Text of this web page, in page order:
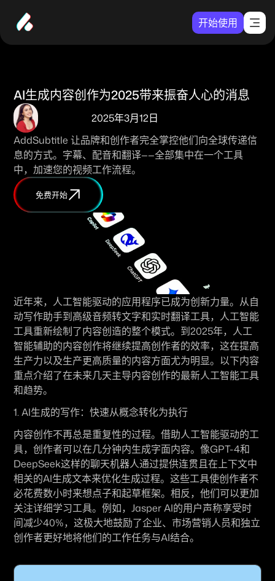
开始使用
AI生成内容创作为2025带来振奋人心的消息
2025年3月12日
AddSubtitle 让品牌和创作者完全掌控他们向全球传递信
息的方式。字幕、配音和翻译——全部集中在一个工具
中，加速您的视频工作流程。
免费开始
近年来，人工智能驱动的应用程序已成为创新力量。从自
动写作助手到高级音频转文字和实时翻译工具，人工智能
工具重新绘制了内容创造的整个模式。到2025年，人工
智能辅助的内容创作将继续提高创作者的效率，这在提高
生产力以及生产更高质量的内容方面尤为明显。以下内容
重点介绍了在未来几天主导内容创作的最新人工智能工具
和趋势。
1. AI生成的写作：快速从概念转化为执行
内容创作不再总是重复性的过程。借助人工智能驱动的工
具，创作者可以在几分钟内生成字面内容。像GPT-4和
DeepSeek这样的聊天机器人通过提供连贯且在上下文中
相关的AI生成文本来优化生成过程。这些工具使创作者不
必花费数小时来想点子和起草框架。相反，他们可以更加
关注详细学习工具。例如，Jasper AI的用户声称享受时
间减少40%，这极大地鼓励了企业、市场营销人员和独立
创作者更好地将他们的工作任务与AI结合。